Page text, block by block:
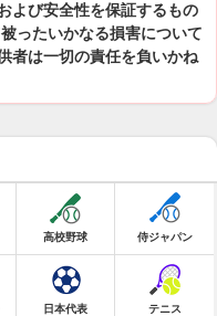
よび安全性を保証するもの
ったいかなる損害について
者は一切の責任を負いかね
高校野球 侍ジャパン
日本代表 テニス